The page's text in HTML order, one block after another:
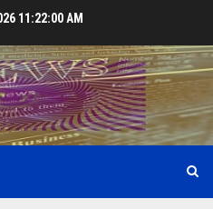
11:22:02 AM